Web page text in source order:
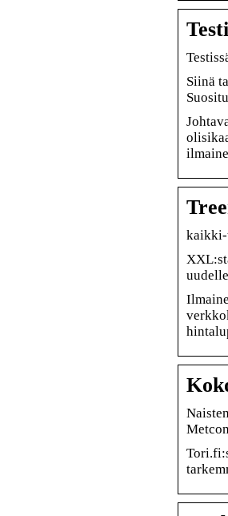
Siinä
kaikki-